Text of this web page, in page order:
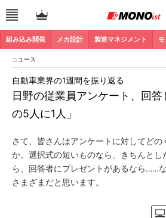
組み込み開発 メカ設計 製造マネジメント
ニュース
日野の従業員アンケート、回
の5人に1人」
自動車業界の1週間を振り返る
さて、皆さんはアンケートに対してどの
か。選択式の短いものなら、きちんとし
ら、回答者にプレゼントがあるなら……
さまざまだと思います。